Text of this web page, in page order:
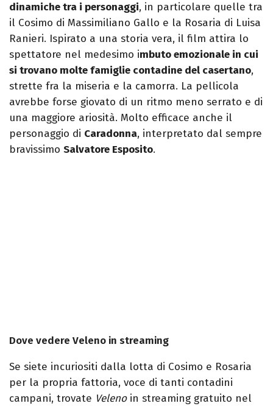
dinamiche tra i personaggi, in particolare quelle tra
il Cosimo di Massimiliano Gallo e la Rosaria di Luisa
Ranieri. Ispirato a una storia vera, il film attira lo
spettatore nel medesimo imbuto emozionale in cui
si trovano molte famiglie contadine del casertano,
strette fra la miseria e la camorra. La pellicola
avrebbe forse giovato di un ritmo meno serrato e di
una maggiore ariosità. Molto efficace anche il
personaggio di Caradonna, interpretato dal sempre
bravissimo Salvatore Esposito.
Dove vedere Veleno in streaming
Se siete incuriositi dalla lotta di Cosimo e Rosaria
per la propria fattoria, voce di tanti contadini
campani, trovate Velenoin streaming gratuito nel